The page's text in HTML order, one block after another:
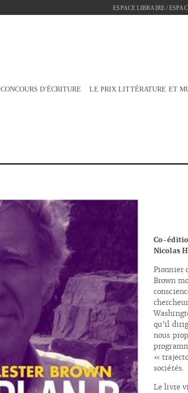
CONCOURS D'ÉCRITURE LE PRIX LITTÉRATURE ET
ESPACE LIBRAIRE /
COMMANDER
Co-
Nicolas
Pionnier
Brown
qu’il
nous
«
sociétés.
Le livre